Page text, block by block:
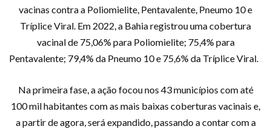
vacinas contra a Poliomielite, Pentavalente, Pneumo 10 e
Tríplice Viral. Em 2022, a Bahia registrou uma cobertura
vacinal de 75,06% para Poliomielite; 75,4% para
Pentavalente; 79,4% da Pneumo 10 e 75,6% da Tríplice Viral.
Na primeira fase, a ação focou nos 43 municípios com até
100 mil habitantes com as mais baixas coberturas vacinais e,
a partir de agora, será expandido, passando a contar com a